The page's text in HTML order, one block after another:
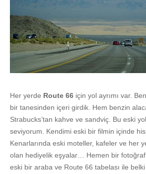
Her yerde Route 66 için yol ayrımı var.
bir tanesinden içeri girdik. Hem benzin
Strabucks’tan kahve ve sandviç. Bu eski
seviyorum. Kendimi eski bir filmin içinde
Kenarlarında eski moteller, kafeler ve her
olan hediyelik eşyalar… Hemen bir fotoğraf
eski bir araba ve Route 66 tabelası ile belki